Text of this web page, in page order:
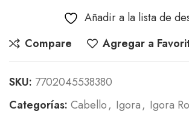
Añadir a la lista de
Compare
Agregar a
SKU: 7702045538380
Categorías: Cabello, Igora, Igora